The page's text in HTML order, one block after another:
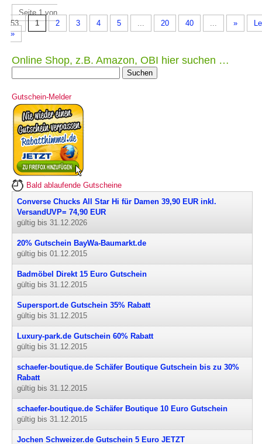
Seite 1 von
53
1 2 3 4 5 ... 20 40 ... »
»
Online Shop, z.B. Amazon, OBI hier suchen …
nach:
Gutschein-Melder
Bald ablaufende Gutscheine
Converse Chucks All Star Hi für Damen 39,90 EUR inkl.
VersandUVP= 74,90 EUR
gültig bis 31.12.2026
20% Gutschein BayWa-Baumarkt.de
gültig bis 01.12.2015
Badmöbel Direkt 15 Euro Gutschein
gültig bis 31.12.2015
Supersport.de Gutschein 35% Rabatt
gültig bis 31.12.2015
Luxury-park.de Gutschein 60% Rabatt
gültig bis 31.12.2015
schaefer-boutique.de Schäfer Boutique Gutschein bis zu 30%
Rabatt
gültig bis 31.12.2015
schaefer-boutique.de Schäfer Boutique 10 Euro Gutschein
gültig bis 31.12.2015
Jochen Schweizer.de Gutschein 5 Euro JETZT